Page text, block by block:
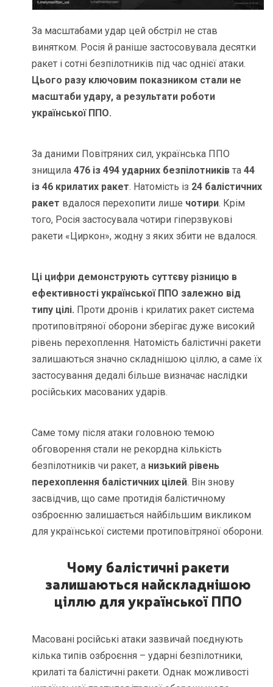
За масштабами удар цей обстріл не став
винятком. Росія й раніше застосовувала десятки
ракет і сотні безпілотників під час однієї атаки.
Цього разу ключовим показником стали не
масштаби удару, а результати роботи
української ППО.
За даними Повітряних сил, українська ППО
знищила476 із 494 ударних безпілотників та44
із 46 крилатих ракет. Натомість із 24 балістичних
ракет вдалося перехопити лише чотири. Крім
того, Росія застосувала чотири гіперзвукові
ракети «Циркон», жодну з яких збити не вдалося.
Ці цифри демонструють суттєву різницю в
ефективності української ППО залежно від
типу цілі. Проти дронів і крилатих ракет система
протиповітряної оборони зберігає дуже високий
рівень перехоплення. Натомість балістичні ракети
залишаються значно складнішою ціллю, а саме їх
застосування дедалі більше визначає наслідки
російських масованих ударів.
Саме тому після атаки головною темою
обговорення стали не рекордна кількість
безпілотників чи ракет, а низький рівень
перехоплення балістичних цілей. Він знову
засвідчив, що саме протидія балістичному
озброєнню залишається найбільшим викликом
для української системи протиповітряної оборони.
Чому балістичні ракети
залишаються найскладнішою
ціллю для української ППО
Масовані російські атаки зазвичай поєднують
кілька типів озброєння – ударні безпілотники,
крилаті та балістичні ракети. Однак можливості